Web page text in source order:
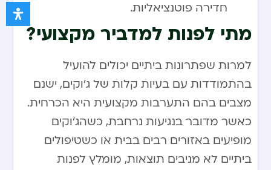
חדירה פוטנציאליות.
מתי לפנות למדביר מקצועי?
למרות שפתרונות ביתיים יכולים להועיל
בהתמודדות עם בעיות קלות של ג’וקים, ישנם
מצבים בהם התערבות מקצועית היא הכרחית.
כאשר מדובר בנגיעות נרחבת, כשהג’וקים
מופיעים באזורים רבים בבית או כשטיפולים
ביתיים לא מניבים תוצאות, מומלץ לפנות